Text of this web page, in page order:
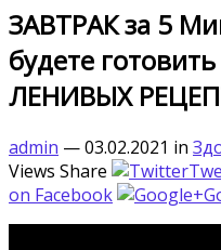
ЗАВТРАК за 5
будете
ЛЕНИВЫХ
admin — 03.02.2021 in
Views Share
on Facebook